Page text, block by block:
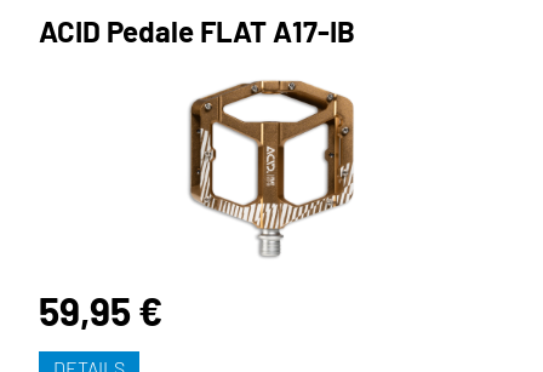
ACID Pedale FLAT A17-IB
59,95 €